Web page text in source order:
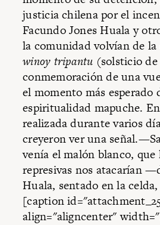
justicia chilena por el
Facundo Jones Huala y
la comunidad volvían de
winoy tripantu (solsticio
conmemoración de una
el momento más esperado
espiritualidad mapuche.
realizada durante varios
creyeron ver una
venía el malón blanco, que
represivas nos atacarían
Huala, sentado en la
[caption
align="aligncenter"